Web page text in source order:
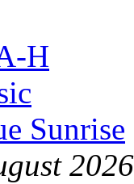
H
Sunrise